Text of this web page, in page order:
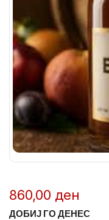
860,00 ден
ДОБИЈ ГО ДЕНЕС